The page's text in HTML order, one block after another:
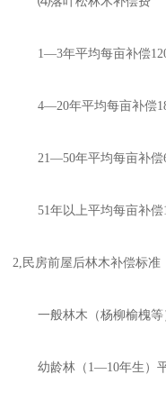
1—3年平均每亩补偿
4—20年平均每亩补偿
21—50年平均每亩补偿
51年以上平均每亩补偿
2,民房前屋后林木补偿标准
一般林木（杨柳榆槐等
幼龄林（1—10年生）平